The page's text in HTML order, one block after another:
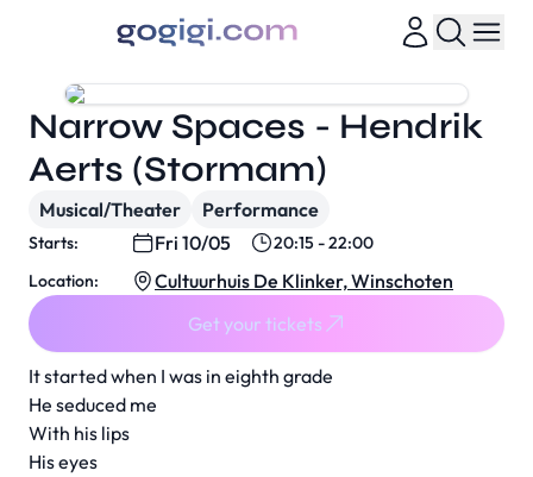
It started when I was in eighth grade
He seduced me
With his lips
His eyes
Narrow Spaces - Hendrik
Aerts (Stormam)
Musical/Theater Performance
Starts: Fri 10/05
20:15 - 22:00
Location:
Cultuurhuis De Klinker, Winschoten
Get your tickets